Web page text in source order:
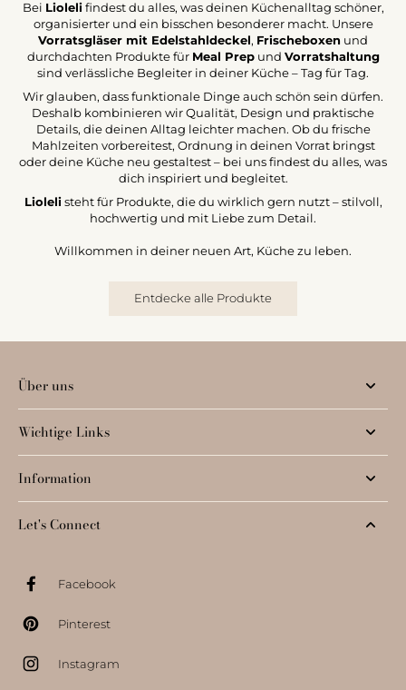
€ 4,90
In den Warenkorb legen
Vollständige Details anzeigen
Bei Liolelifindest du alles, was deinen Küchenalltag schöner,
organisierter und ein bisschen besonderer macht. Unsere
Vorratsgläser mit Edelstahldeckel, Frischeboxen und
durchdachten Produkte für Meal Prepund Vorratshaltung
sind verlässliche Begleiter in deiner Küche – Tag für Tag.
Wir glauben, dass funktionale Dinge auch schön sein dürfen.
Deshalb kombinieren wir Qualität, Design und praktische
Details, die deinen Alltag leichter machen. Ob du frische
Mahlzeiten vorbereitest, Ordnung in deinen Vorrat bringst
oder deine Küche neu gestaltest – bei uns findest du alles, was
dich inspiriert und begleitet.
Liolelisteht für Produkte, die du wirklich gern nutzt – stilvoll,
hochwertig und mit Liebe zum Detail.
Willkommen in deiner neuen Art, Küche zu leben.
Entdecke alle Produkte
Über uns
Wichtige Links
Information
Let's Connect
Facebook
Pinterest
Instagram